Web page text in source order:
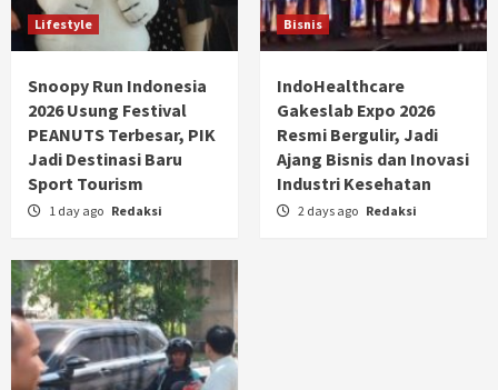
Lifestyle
Snoopy Run Indonesia
2026 Usung Festival
PEANUTS Terbesar, PIK
Jadi Destinasi Baru
Sport Tourism
1 day ago Redaksi
Bisnis
IndoHealthcare
Gakeslab Expo 2026
Resmi Bergulir, Jadi
Ajang Bisnis dan Inovasi
Industri Kesehatan
2 days ago Redaksi